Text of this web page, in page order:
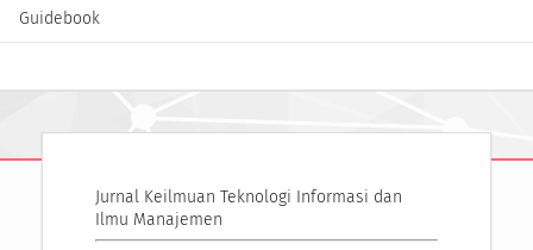
Guidebook
Jurnal Keilmuan Teknologi Informasi dan
Ilmu Manajemen